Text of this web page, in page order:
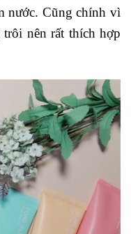
nước. Cũng chính vì
nên rất thích hợp